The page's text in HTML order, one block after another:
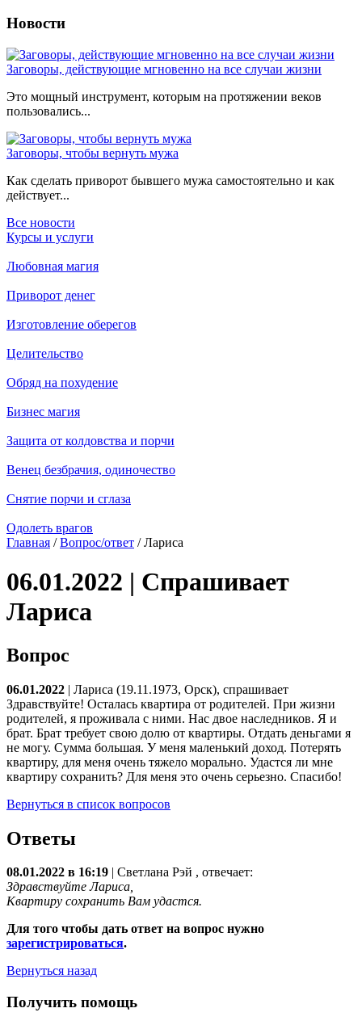
Новости
Заговоры, действующие мгновенно на все случаи жизни
Это мощный инструмент, которым на протяжении веков
пользовались...
Заговоры, чтобы вернуть мужа
Как сделать приворот бывшего мужа самостоятельно и как
действует...
Все новости
Курсы и услуги
Любовная магия
Приворот денег
Изготовление оберегов
Целительство
Обряд на похудение
Бизнес магия
Защита от колдовства и порчи
Венец безбрачия, одиночество
Снятие порчи и сглаза
Одолеть врагов
Главная /Вопрос/ответ / Лариса
06.01.2022 | Спрашивает
Лариса
Вопрос
06.01.2022 | Лариса (19.11.1973, Орск), спрашивает
Здравствуйте! Осталась квартира от родителей. При жизни
родителей, я проживала с ними. Нас двое наследников. Я и
брат. Брат требует свою долю от квартиры. Отдать деньгами я
не могу. Сумма большая. У меня маленький доход. Потерять
квартиру, для меня очень тяжело морально. Удастся ли мне
квартиру сохранить? Для меня это очень серьезно. Спасибо!
Вернуться в список вопросов
Ответы
08.01.2022 в 16:19 Светлана Рэй , отвечает:
Здравствуйте Лариса,
Квартиру сохранить Вам удастся.
Для того чтобы дать ответ на вопрос нужно
зарегистрироваться.
Вернуться назад
Получить помощь